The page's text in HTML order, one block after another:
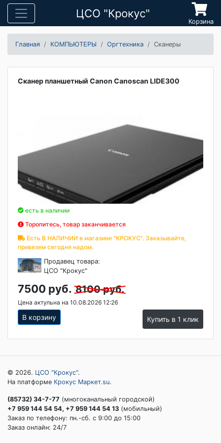
ЦСО "Крокус"
Корзина
Главная КОМПЬЮТЕРЫ Оргтехника Сканеры
Сканер планшетный Canon Canoscan LIDE300
есть в наличии
Торопитесь, товар заканчивается
Есть В НАЛИЧИИ в магазине "КРОКУС". Заказывайте,
привезем сегодня надом.
Продавец товара:
ЦСО "Крокус"
7500 руб. 8100 руб.
Цена актульна на 10.08.2026 12:26
В корзину Купить в 1 клик
© 2026. ЦСО "Крокус".
На платформе Крокус Маркет.su.
(85732) 34-7-77 (многоканальный городской)
+7 959 144 54 54, +7 959 144 54 13 (мобильный)
Заказ по телефону: пн.-сб. c 9:00 до 15:00
Заказ онлайн: 24/7